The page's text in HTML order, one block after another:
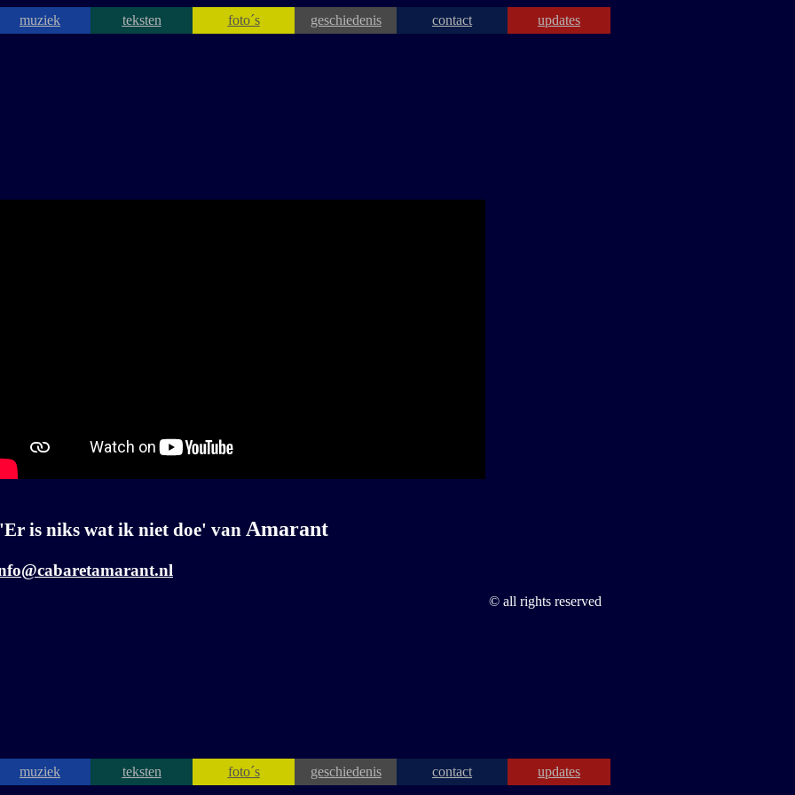
muziek teksten foto´s geschiedenis contact updates
'Er is niks wat ik niet doe' van Amarant
© all rights reserved
muziek teksten foto´s geschiedenis contact updates